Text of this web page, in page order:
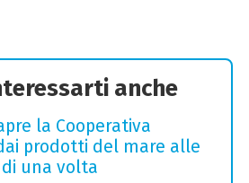
anche
la Cooperativa
prodotti del mare alle
una volta